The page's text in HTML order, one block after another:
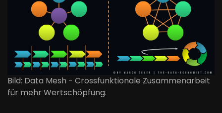
Bild: Data Mesh - Crossfunktionale Zusammenarbeit
für mehr Wertschöpfung.